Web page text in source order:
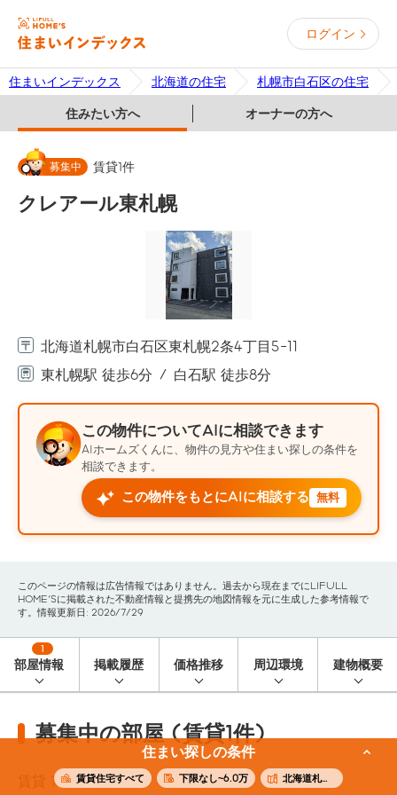
ログイン
住まいインデックス 北海道の住宅 札幌市白石区の住宅
住みたい方へ オーナーの方へ
住まい探しの条件
賃貸住宅すべて 下限なし~6.0万 北海道札幌市白石区
募集中 賃貸1件
クレアール東札幌
北海道札幌市白石区東札幌2条4丁目5-11
東札幌駅 徒歩6分
白石駅 徒歩8分
この物件についてAIに相談できます
AIホームズくんに、物件の見方や住まい探しの条件を
相談できます。
この物件をもとにAIに相談する 無料
このページの情報は広告情報ではありません。過去から現在までにLIFULL
HOME'Sに掲載された不動産情報と提携先の地図情報を元に生成した参考情報で
す。情報更新日: 2026/7/29
部屋情報
1
掲載履歴 価格推移 周辺環境 建物概要
募集中の部屋 (賃貸1件)
1 件